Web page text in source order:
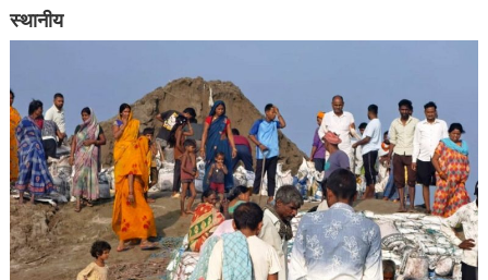
स्थानीय